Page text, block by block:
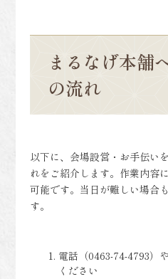
まるなげ本舗
の流れ
以下に、会場設営・お手伝い
れをご紹介します。作業内容
可能です。当日が難しい場合
す。
電話（0463-74-4793）
ください